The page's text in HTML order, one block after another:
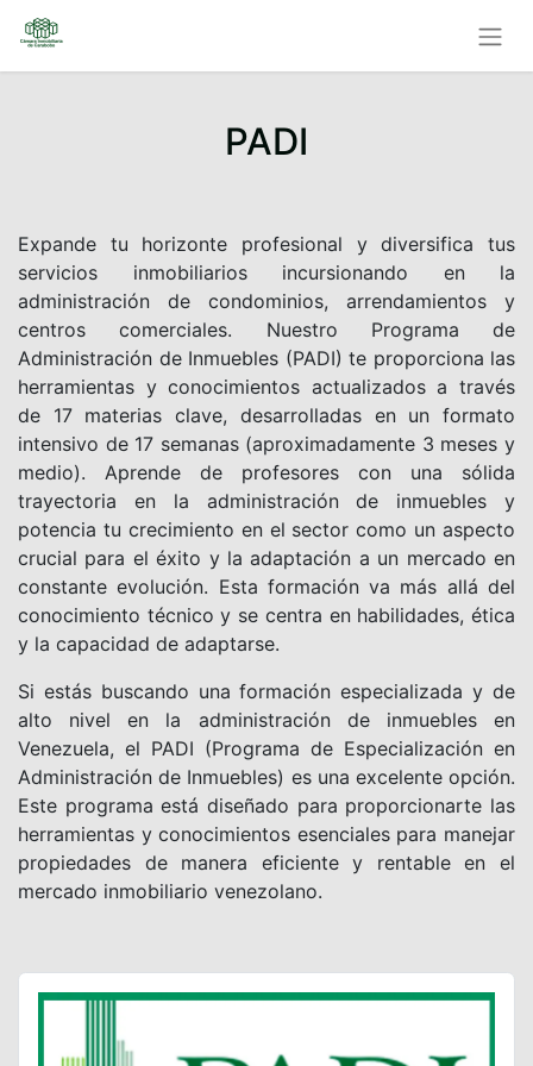
PADI
Expande tu horizonte profesional y diversifica tus
servicios inmobiliarios incursionando en la
administración de condominios, arrendamientos y
centros comerciales. Nuestro Programa de
Administración de Inmuebles (PADI) te proporciona las
herramientas y conocimientos actualizados a través
de 17 materias clave, desarrolladas en un formato
intensivo de 17 semanas (aproximadamente 3 meses y
medio). Aprende de profesores con una sólida
trayectoria en la administración de inmuebles y
potencia tu crecimiento en el sector como un aspecto
crucial para el éxito y la adaptación a un mercado en
constante evolución. Esta formación va más allá del
conocimiento técnico y se centra en habilidades, ética
y la capacidad de adaptarse.
Si estás buscando una formación especializada y de
alto nivel en la administración de inmuebles en
Venezuela, el PADI (Programa de Especialización en
Administración de Inmuebles) es una excelente opción.
Este programa está diseñado para proporcionarte las
herramientas y conocimientos esenciales para manejar
propiedades de manera eficiente y rentable en el
mercado inmobiliario venezolano.